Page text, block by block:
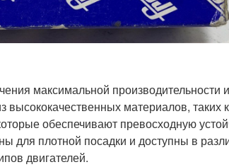
максимальной производительности и
материалов, таких
обеспечивают превосходную
для плотной посадки и доступны в
двигателей.